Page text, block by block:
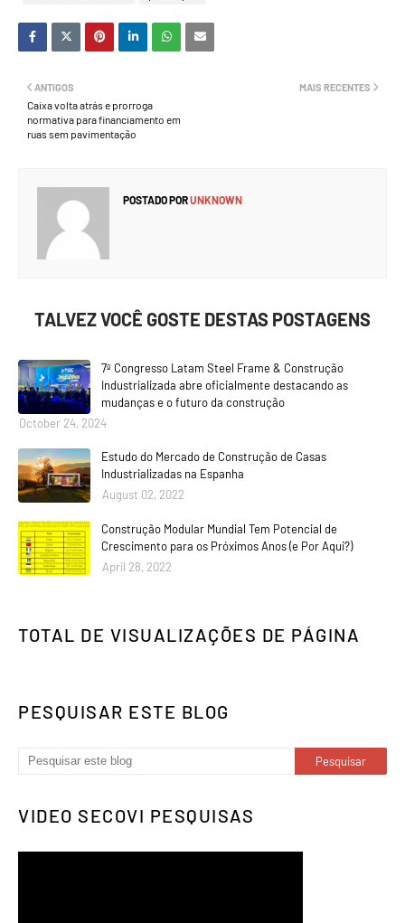
MAIS RECENTES
ANTIGOS
Caixa volta atrás e prorroga
normativa para financiamento em
ruas sem pavimentação
POSTADO PORUNKNOWN
TALVEZ VOCÊ GOSTE DESTAS POSTAGENS
7º Congresso Latam Steel Frame & Construção
Industrializada abre oficialmente destacando as
mudanças e o futuro da construção
October 24, 2024
Estudo do Mercado de Construção de Casas
Industrializadas na Espanha
August 02, 2022
Construção Modular Mundial Tem Potencial de
Crescimento para os Próximos Anos (e Por Aqui?)
April 28, 2022
TOTAL DE VISUALIZAÇÕES DE PÁGINA
PESQUISAR ESTE BLOG
VIDEO SECOVI PESQUISAS